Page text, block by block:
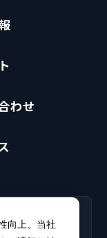
わせ
（会員専
向上、当社